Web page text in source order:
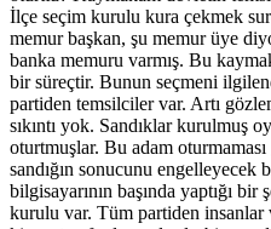
İlçe seçim kurulu kura çekmek
memur başkan, şu memur üye
banka memuru varmış. Bu
bir süreçtir. Bunun seçmeni
partiden temsilciler var. Artı
sıkıntı yok. Sandıklar kurulmuş
oturtmuşlar. Bu adam
sandığın sonucunu engelleyecek
bilgisayarının başında yaptığı
kurulu var. Tüm partiden insanlar